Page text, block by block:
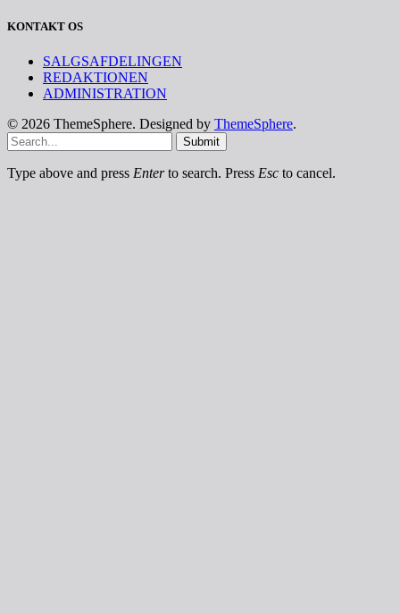
KONTAKT OS
SALGSAFDELINGEN
REDAKTIONEN
ADMINISTRATION
© 2026 ThemeSphere. Designed by ThemeSphere.
Submit
Type above and press Enterto search. Press Esc to cancel.